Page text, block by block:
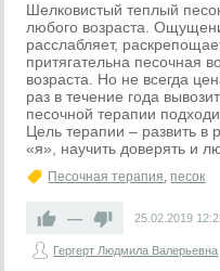
Шелковистый теплый
любого возраста.
расслабляет,
притягательна песочная
возраста. Но не всегда
раз в течение года
песочной терапии
Цель терапии – развить в
«я», научить доверять и
Песочная терапия, песок
— 25.02.2019
Гергерт Людмила Валерьевна